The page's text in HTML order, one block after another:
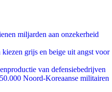
miljarden aan onzekerheid
grijs en beige uit angst voor
van defensiebedrijven
Noord-Koreaanse militairen